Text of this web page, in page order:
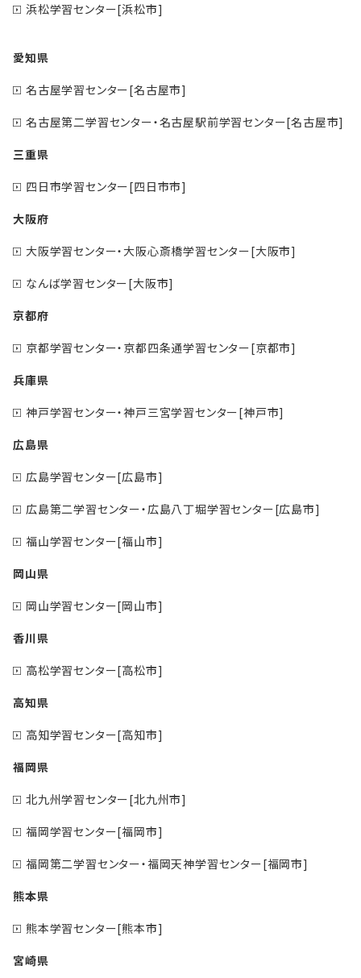
浜松学習センター[浜松市]
愛知県
名古屋学習センター[名古屋市]
名古屋第二学習センター・名古屋駅前学習センター[名古屋市]
三重県
四日市学習センター[四日市市]
大阪府
大阪学習センター・大阪心斎橋学習センター[大阪市]
なんば学習センター[大阪市]
京都府
京都学習センター・京都四条通学習センター[京都市]
兵庫県
神戸学習センター・神戸三宮学習センター[神戸市]
広島県
広島学習センター[広島市]
広島第二学習センター・広島八丁堀学習センター[広島市]
福山学習センター[福山市]
岡山県
岡山学習センター[岡山市]
香川県
高松学習センター[高松市]
高知県
高知学習センター[高知市]
福岡県
北九州学習センター[北九州市]
福岡学習センター[福岡市]
福岡第二学習センター・福岡天神学習センター[福岡市]
熊本県
熊本学習センター[熊本市]
宮崎県